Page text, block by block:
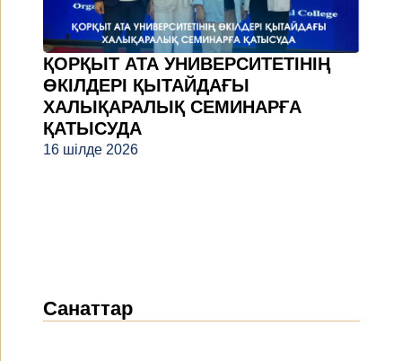
ҚОРҚЫТ АТА УНИВЕРСИТЕТІНІҢ
ӨКІЛДЕРІ ҚЫТАЙДАҒЫ
ХАЛЫҚАРАЛЫҚ СЕМИНАРҒА
ҚАТЫСУДА
16 шілде 2026
Санаттар